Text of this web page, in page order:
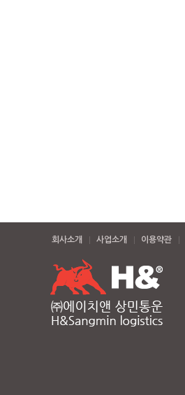
회사소개 사업소개 이용약관